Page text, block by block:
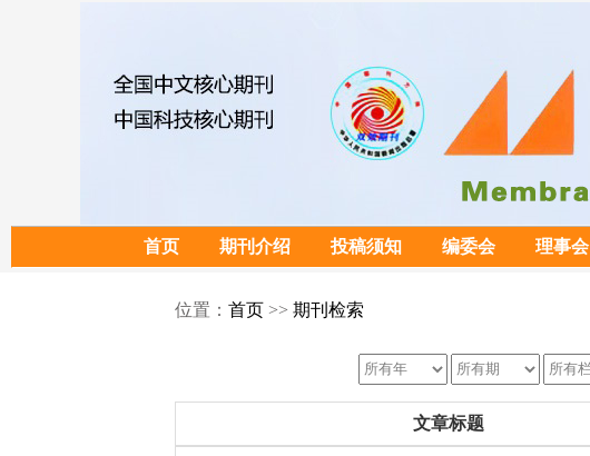
首页 期刊介绍 投稿须知 编委会 理事会
位置： 首页 >> 期刊检索
文章标题